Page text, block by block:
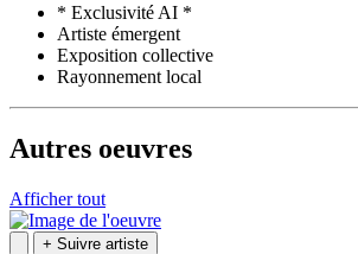
* Exclusivité AI *
Artiste émergent
Exposition collective
Rayonnement local
Autres oeuvres
Afficher tout
+ Suivre artiste